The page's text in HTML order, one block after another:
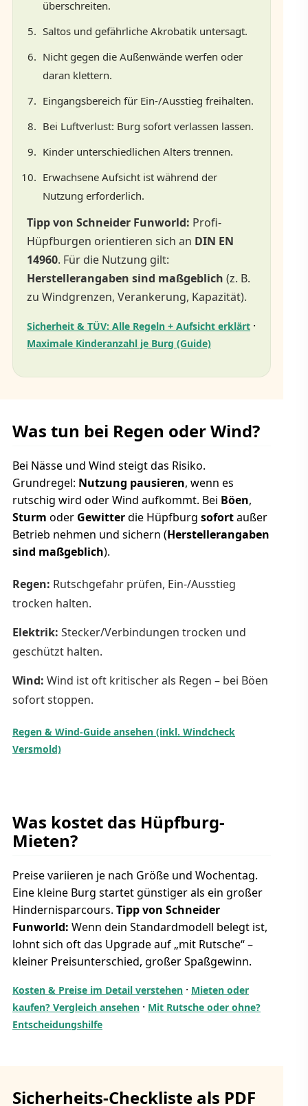
überschreiten.
Saltos und gefährliche Akrobatik untersagt.
Nicht gegen die Außenwände werfen oder
daran klettern.
Eingangsbereich für Ein-/Ausstieg freihalten.
Bei Luftverlust: Burg sofort verlassen lassen.
Kinder unterschiedlichen Alters trennen.
Erwachsene Aufsicht ist während der
Nutzung erforderlich.
Tipp von Schneider Funworld: Profi-
Hüpfburgen orientieren sich an DIN EN
14960. Für die Nutzung gilt:
Herstellerangaben sind maßgeblich (z. B.
zu Windgrenzen, Verankerung, Kapazität).
Sicherheit & TÜV: Alle Regeln + Aufsicht erklärt ·
Maximale Kinderanzahl je Burg (Guide)
Was tun bei Regen oder Wind?
Bei Nässe und Wind steigt das Risiko.
Grundregel: Nutzung pausieren, wenn es
rutschig wird oder Wind aufkommt. Bei Böen,
Sturm oder Gewitterdie Hüpfburg sofortaußer
Betrieb nehmen und sichern (Herstellerangaben
sind maßgeblich).
Regen: Rutschgefahr prüfen, Ein-/Ausstieg
trocken halten.
Elektrik: Stecker/Verbindungen trocken und
geschützt halten.
Wind: Wind ist oft kritischer als Regen – bei Böen
sofort stoppen.
Regen & Wind-Guide ansehen (inkl. Windcheck
Versmold)
Was kostet das Hüpfburg-
Mieten?
Preise variieren je nach Größe und Wochentag.
Eine kleine Burg startet günstiger als ein großer
Hindernisparcours. Tipp von Schneider
Funworld: Wenn dein Standardmodell belegt ist,
lohnt sich oft das Upgrade auf „mit Rutsche“ –
kleiner Preisunterschied, großer Spaßgewinn.
Kosten & Preise im Detail verstehen · Mieten oder
kaufen? Vergleich ansehen · Mit Rutsche oder ohne?
Entscheidungshilfe
Sicherheits-Checkliste als PDF